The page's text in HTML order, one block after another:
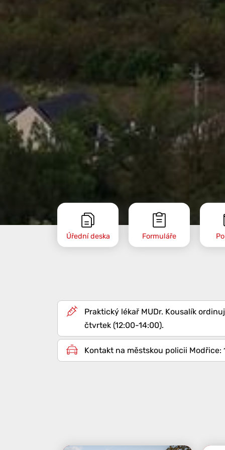
Úřední deska Formuláře
Praktický lékař MUDr. Kousalík
čtvrtek (12:00-14:00).
Kontakt na městskou policii Modřice: